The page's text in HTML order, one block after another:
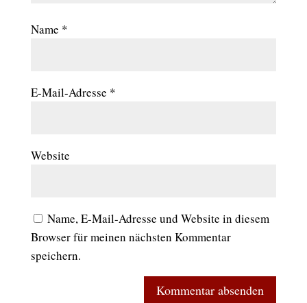
Name *
E-Mail-Adresse *
Website
Name, E-Mail-Adresse und Website in diesem
Browser für meinen nächsten Kommentar
speichern.